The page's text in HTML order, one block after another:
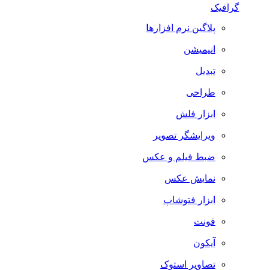
گرافیک
پلاگین نرم افزارها
انیمیشن
تبدیل
طراحی
ابزار فلش
ویرایشگر تصویر
ضبط فيلم و عكس
نمایش عکس
ابزار فتوشاپ
فونت
آیکون
تصاویر استوک